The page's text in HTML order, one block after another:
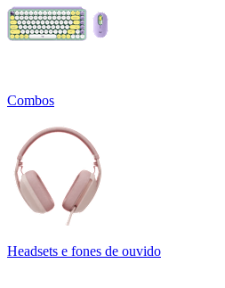
Combos
Headsets e fones de ouvido